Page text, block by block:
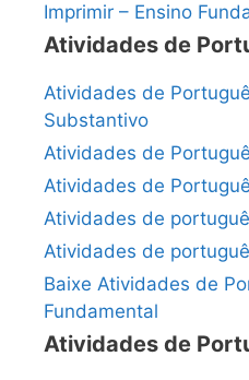
Imprimir – Ensino
Atividades de
Atividades de
Substantivo
Atividades de
Atividades de
Atividades de
Atividades de
Baixe Atividades de
Fundamental
Atividades de